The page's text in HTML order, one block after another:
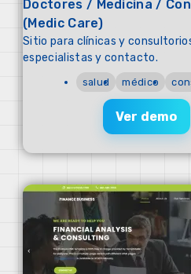
Doctores / Medicina /
(Medic Care)
Sitio para clínicas y
especialistas y contacto.
salud médico
Ver demo